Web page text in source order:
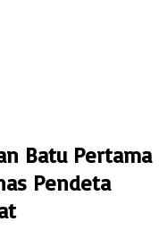
Batu Pertama
Pendeta